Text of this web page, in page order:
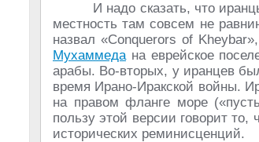
И надо сказать, что
местность там совсем не
назвал «Conquerors of
Мухаммедана еврейское
арабы. Во-вторых, у иранцев
время Ирано-Иракской войны.
на правом фланге море
пользу этой версии говорит
исторических реминисценций.